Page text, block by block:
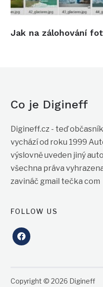
Jak na zálohování
Co je Digineff
Digineff.cz - teď
vychází od roku 1999
výslovně uveden jiný
všechna práva
zavináč gmail tečka com
FOLLOW US
facebook
Copyright © 2026 Digineff